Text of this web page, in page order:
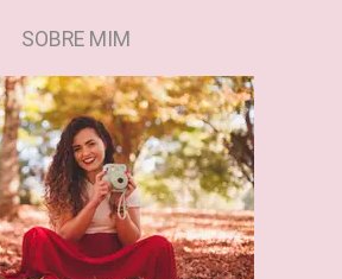
SOBRE MIM